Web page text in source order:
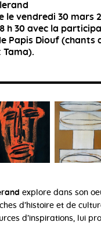
le vendredi 30 mars
h 30 avec la
Papis Diouf (chants
Tama).
explore dans son
d’histoire et de
d’inspirations, lui